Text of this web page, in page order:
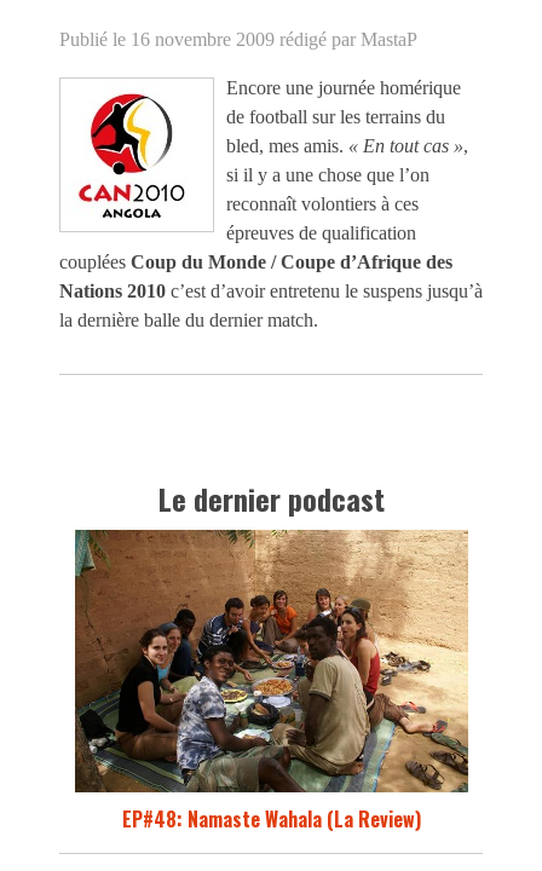
Publié le 16 novembre 2009 rédigé par MastaP
Encore une journée homérique
de football sur les terrains du
bled, mes amis. « En tout cas »,
si il y a une chose que l’on
reconnaît volontiers à ces
épreuves de qualification
couplées Coup du Monde / Coupe d’Afrique des
Nations 2010 c’est d’avoir entretenu le suspens jusqu’à
la dernière balle du dernier match.
Le dernier podcast
EP#48: Namaste Wahala (La Review)